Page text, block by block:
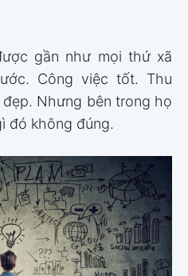
gần như mọi thứ xã
Công việc tốt. Thu
Nhưng bên trong họ
đó không đúng.